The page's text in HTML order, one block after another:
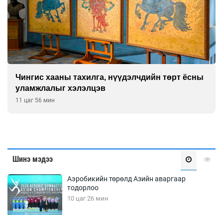
Д.Нацагдоржийн “Харанхуй хад” өгүүллэгийн
арга, сэтгэлгээний нөлөөлөл, шинэчлэл
12 цаг 26 мин
Шинэ мэдээ
Аэробикийн төрөлд Азийн аваргаар
тодорлоо
10 цаг 26 мин